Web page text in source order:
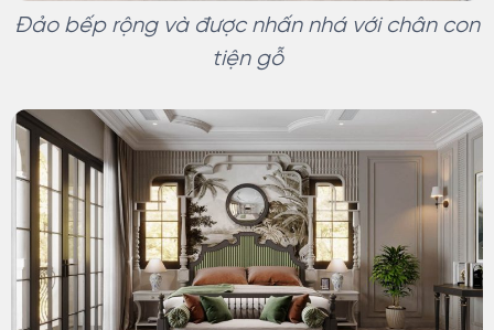
Đảo bếp rộng và được nhấn nhá với chân con
tiện gỗ